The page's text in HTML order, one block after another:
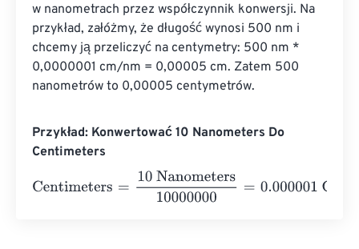
w nanometrach przez współczynnik konwersji. Na
przykład, załóżmy, że długość wynosi 500 nm i
chcemy ją przeliczyć na centymetry: 500 nm *
0,0000001 cm/nm = 0,00005 cm. Zatem 500
nanometrów to 0,00005 centymetrów.
Przykład: Konwertować 10 Nanometers Do
Centimeters
Centimeters
10 Nanometers10000000 = 0.000001